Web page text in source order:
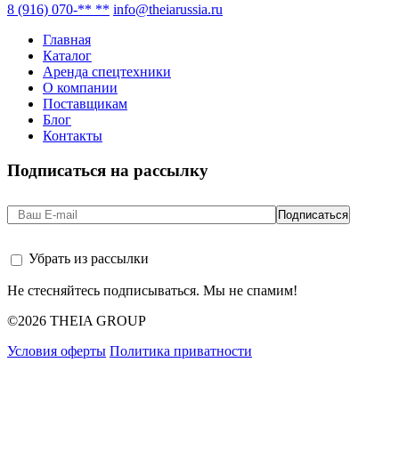
8 (916) 070-** ** info@theiarussia.ru
Главная
Каталог
Аренда спецтехники
О компании
Поставщикам
Блог
Контакты
Подписаться на рассылку
Убрать из рассылки
Не стесняйтесь подписываться. Мы не спамим!
©2026 THEIA GROUP
Условия оферты Политика приватности